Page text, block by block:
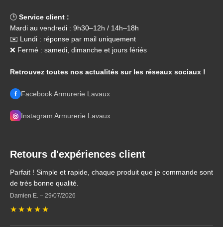
🕒 Service client :
Mardi au vendredi : 9h30–12h / 14h–18h
✉️ Lundi : réponse par mail uniquement
❌ Fermé : samedi, dimanche et jours fériés
Retrouvez toutes nos actualités sur les réseaux sociaux !
f Facebook Armurerie Lavaux
◎ Instagram Armurerie Lavaux
Retours d'expériences client
Parfait ! Simple et rapide, chaque produit que je commande sont
de très bonne qualité.
Damien E. – 29/07/2026
★ ★ ★ ★ ★